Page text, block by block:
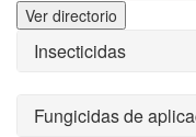
Ver directorio
Insecticidas
Fungicidas de